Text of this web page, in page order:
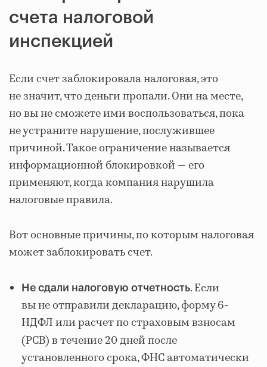
счета налоговой
инспекцией
Если счет заблокировала налоговая, это
не значит, что деньги пропали. Они на месте,
но вы не сможете ими воспользоваться, пока
не устраните нарушение, послужившее
причиной. Такое ограничение называется
информационной блокировкой — его
применяют, когда компания нарушила
налоговые правила.
Вот основные причины, по которым налоговая
может заблокировать счет.
Не сдали налоговую отчетность. Если
вы не отправили декларацию, форму 6-
НДФЛ или расчет по страховым взносам
(РСВ) втечение 20 дней после
установленного срока, ФНС автоматически